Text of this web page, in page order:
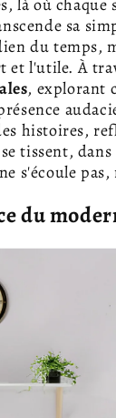
là où
sa
du temps,
l'utile. À
, explorant
histoires,
tissent,
s'écoule
du